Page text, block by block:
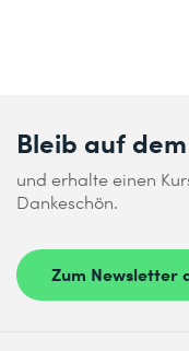
Bleib auf
und erhalte einen
Dankeschön.
Zum Newsletter